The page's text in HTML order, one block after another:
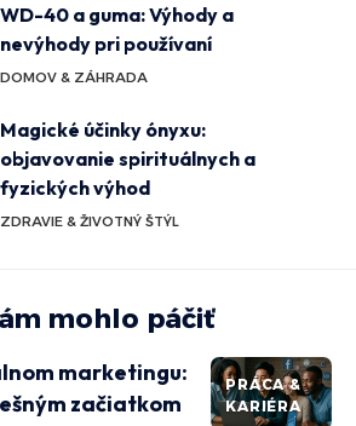
WD-40 a guma: Výhody a
nevýhody pri používaní
DOMOV & ZÁHRADA
Magické účinky ónyxu:
objavovanie spirituálnych a
fyzických výhod
ZDRAVIE & ŽIVOTNÝ ŠTÝL
mohlo páčiť
PRÁCA &
KARIÉRA
marketingu:
začiatkom